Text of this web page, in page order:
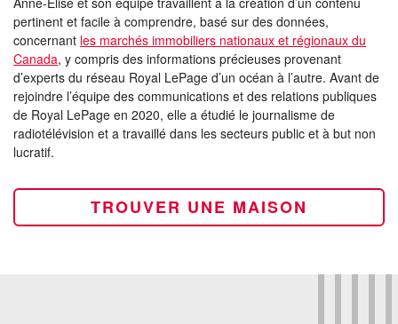
pertinent et facile à comprendre, basé sur des données,
concernant les marchés immobiliers nationaux et régionaux du
Canada, y compris des informations précieuses provenant
d’experts du réseau Royal LePage d’un océan à l’autre. Avant de
rejoindre l’équipe des communications et des relations publiques
de Royal LePage en 2020, elle a étudié le journalisme de
radiotélévision et a travaillé dans les secteurs public et à but non
lucratif.
TROUVER UNE MAISON